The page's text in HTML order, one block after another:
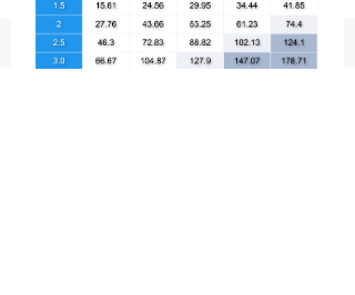
낀
首页
뀂
产品 案例展示
뀡
关于我们
끅
联系我们